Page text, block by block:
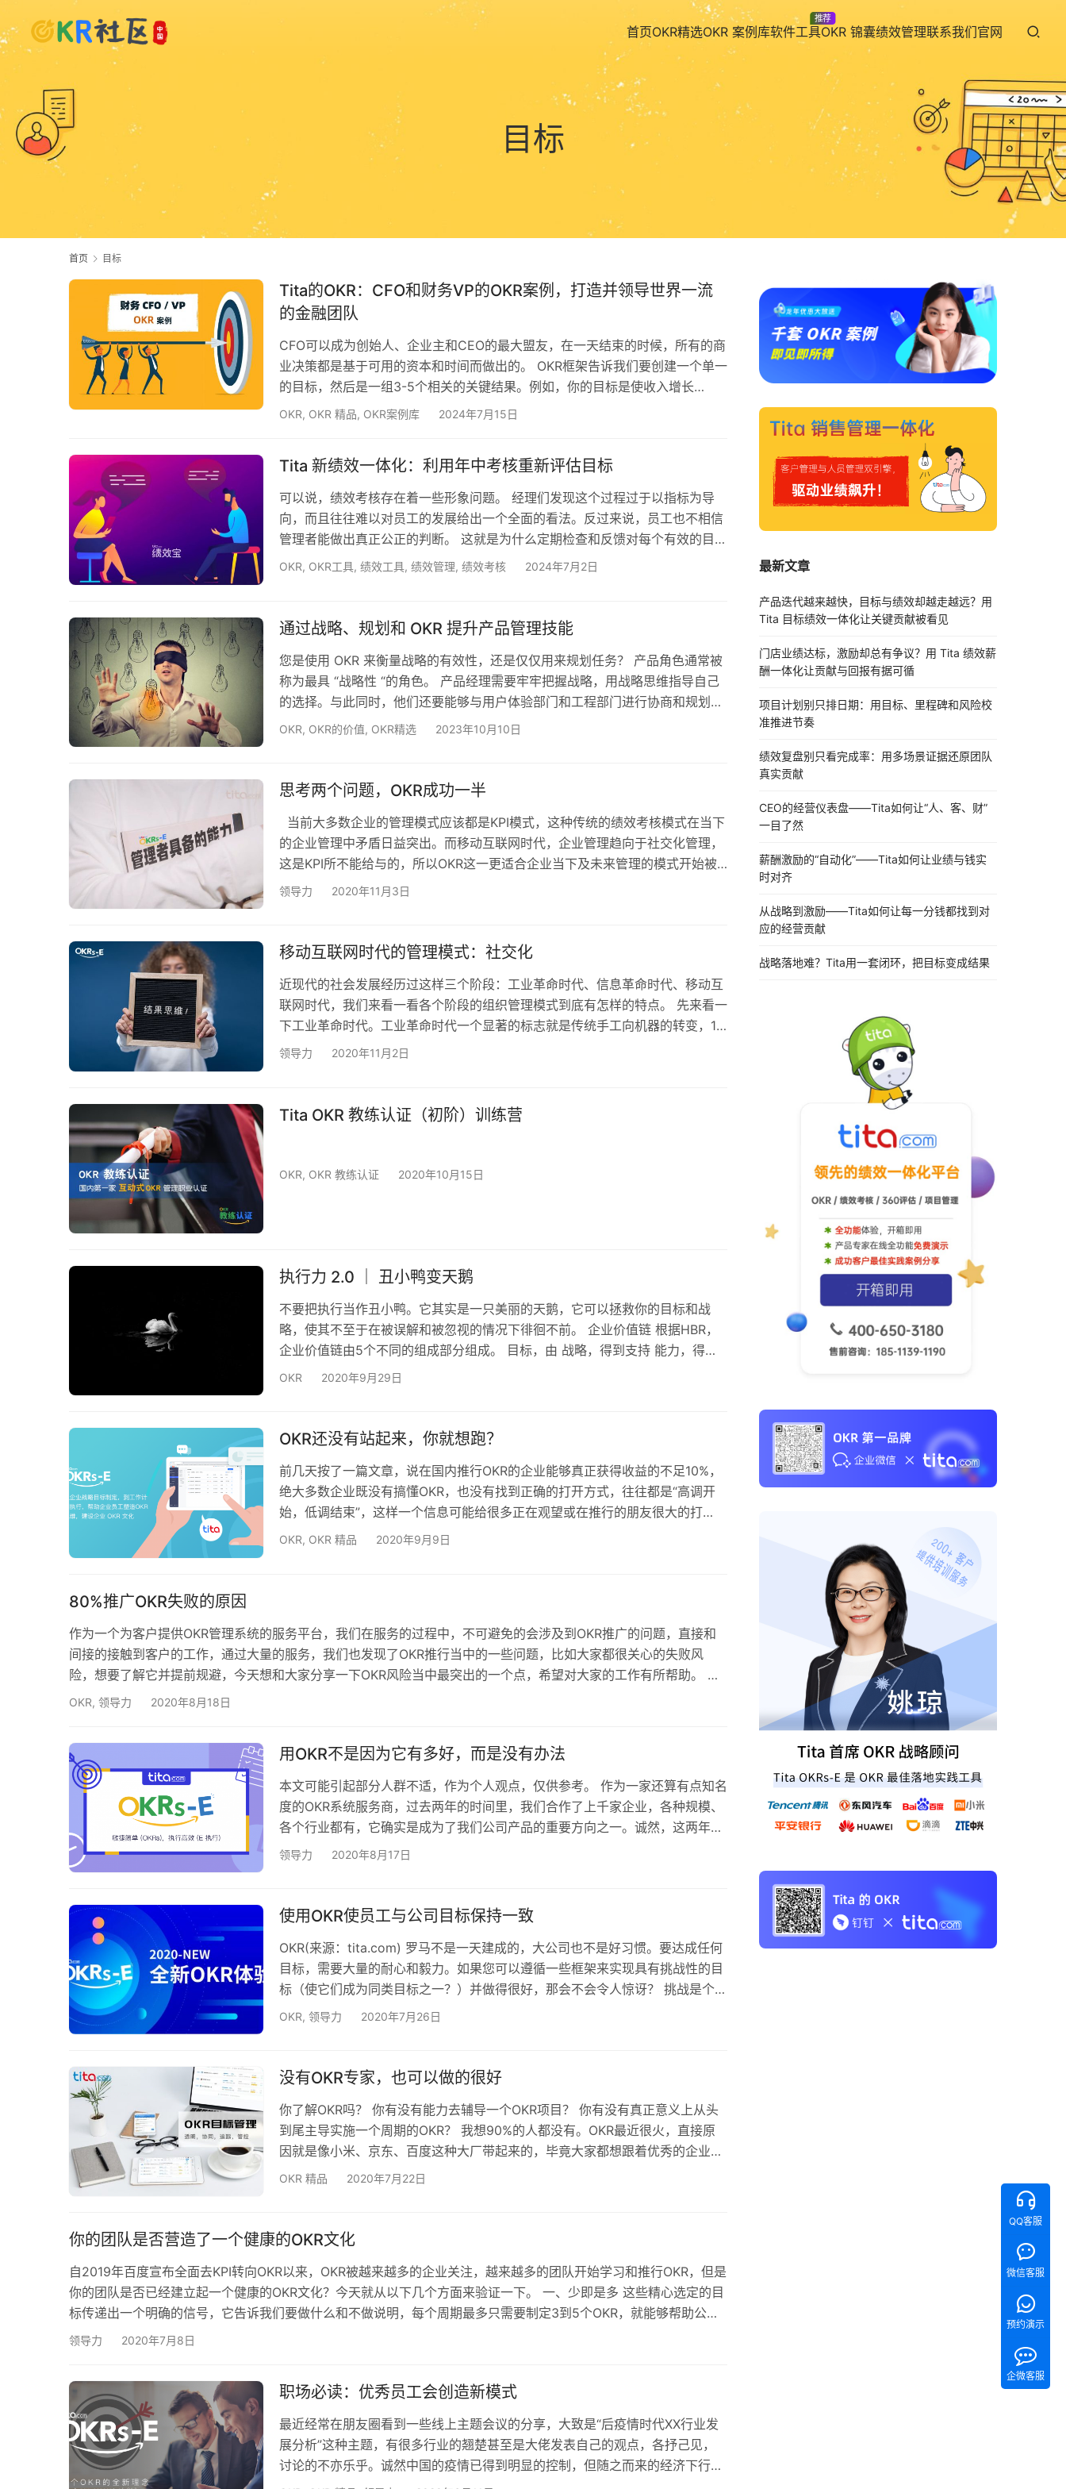
首页OKR精选OKR 案例库软件工具
推荐
OKR 锦囊绩效管理联系我们官网
目标
首页 目标
Tita的OKR：CFO和财务VP的OKR案例，打造并领导世界一流
的金融团队
CFO可以成为创始人、企业主和CEO的最大盟友，在一天结束的时候，所有的商
业决策都是基于可用的资本和时间而做出的。 OKR框架告诉我们要创建一个单一
的目标，然后是一组3-5个相关的关键结果。例如，你的目标是使收入增长
25%。同时，你通过你的关键结果来达到这个目标。三个关键结果可能是提高
需要直接与收入、支出、现金余额或现金流挂钩。 谁会从财务OKR中…
OKR, OKR 精品, OKR案例库 2024年7月15日
Tita 新绩效一体化：利用年中考核重新评估目标
可以说，绩效考核存在着一些形象问题。 经理们发现这个过程过于以指标为导
向，而且往往难以对员工的发展给出一个全面的看法。反过来说，员工也不相信
管理者能做出真正公正的判断。 这就是为什么定期检查和反馈对每个有效的目标
设定过程都是至关重要的。但是，如果你只是每年对目标进行检查，那么反馈就
许管理者和员工以一种更非正式的方式来检查目标。 当与年度考核和定期检查相
OKR, OKR工具, 绩效工具, 绩效管理, 绩效考核 2024年7月2日
通过战略、规划和 OKR 提升产品管理技能
您是使用 OKR 来衡量战略的有效性，还是仅仅用来规划任务？ 产品角色通常被
称为最具 “战略性 “的角色。 产品经理需要牢牢把握战略，用战略思维指导自己
的选择。与此同时，他们还要能够与用户体验部门和工程部门进行协商和规划，
以了解事情需要多长时间，以及何时可以做出发布承诺。 此外，通过目标和关键
读…
OKR, OKR的价值, OKR精选 2023年10月10日
思考两个问题，OKR成功一半
当前大多数企业的管理模式应该都是KPI模式，这种传统的绩效考核模式在当下
的企业管理中矛盾日益突出。而移动互联网时代，企业管理趋向于社交化管理，
这是KPI所不能给与的，所以OKR这一更适合企业当下及未来管理的模式开始被
越来越多的企业所青睐。 其实OKR是一个完成成熟的目标管理体系，早在1974
谷的很多知名企业如领英、亚马逊等都已经实现了OKR管理…
领导力 2020年11月3日
移动互联网时代的管理模式：社交化
近现代的社会发展经历过这样三个阶段：工业革命时代、信息革命时代、移动互
联网时代，我们来看一看各个阶段的组织管理模式到底有怎样的特点。 先来看一
下工业革命时代。工业革命时代一个显著的标志就是传统手工向机器的转变，18
世界中期在英国开始改革。传统手工劳作方式是压榨劳动力，效率低下，而工业
候，一个工人一天都很难制作出来一根，因为这个工人要负责所有的制作环节，
领导力 2020年11月2日
Tita OKR 教练认证（初阶）训练营
OKR, OKR 教练认证 2020年10月15日
执行力 2.0 ｜ 丑小鸭变天鹅
不要把执行当作丑小鸭。它其实是一只美丽的天鹅，它可以拯救你的目标和战
略，使其不至于在被误解和被忽视的情况下徘徊不前。 企业价值链 根据HBR，
企业价值链由5个不同的组成部分组成。 目标，由 战略，得到支持 能力，得到
支持 资源，得到支持 管理 让我们简化一下： 目标，支持 战略，得到支持 执行
他们是否受到同等的关注。 目标(3,200,00…
OKR 2020年9月29日
OKR还没有站起来，你就想跑？
前几天按了一篇文章，说在国内推行OKR的企业能够真正获得收益的不足10%，
绝大多数企业既没有搞懂OKR，也没有找到正确的打开方式，往往都是“高调开
始，低调结束”，这样一个信息可能给很多正在观望或在推行的朋友很大的打
击。做OKR很长时间了，从我们接触到的客户来看，这个数据应该分为两方面：
OKR, OKR 精品 2020年9月9日
80%推广OKR失败的原因
作为一个为客户提供OKR管理系统的服务平台，我们在服务的过程中，不可避免的会涉及到OKR推广的问题，直接和
间接的接触到客户的工作，通过大量的服务，我们也发现了OKR推行当中的一些问题，比如大家都很关心的失败风
险，想要了解它并提前规避，今天想和大家分享一下OKR风险当中最突出的一个点，希望对大家的工作有所帮助。 这
一两年OKR在职场中出现的频率很高，尤其是在老板圈子里面，但它更像“飞蛾扑火”，真正能够在OKR中受益的寥寥无
OKR, 领导力 2020年8月18日
用OKR不是因为它有多好，而是没有办法
本文可能引起部分人群不适，作为个人观点，仅供参考。 作为一家还算有点知名
度的OKR系统服务商，过去两年的时间里，我们合作了上千家企业，各种规模、
各个行业都有，它确实是成为了我们公司产品的重要方向之一。诚然，这两年的
OKR发展确实很火热，小米、百度、京东这种一线公司也加入了这个行列，公开
变革？历史上有很多次改革，比如商鞅变法、戊戌变法、洋务运动等等，有成…
领导力 2020年8月17日
使用OKR使员工与公司目标保持一致
OKR(来源：tita.com) 罗马不是一天建成的，大公司也不是好习惯。要达成任何
目标，需要大量的耐心和毅力。如果您可以遵循一些框架来实现具有挑战性的目
标（使它们成为同类目标之一？）并做得很好，那会不会令人惊讶？ 挑战是个人
和组织成长的一部分。逐一应对这些挑战是使成就者与梦想家区分开来的地方。
的目标是成为一个目标，则可以。 目标足…
OKR, 领导力 2020年7月26日
没有OKR专家，也可以做的很好
你了解OKR吗？ 你有没有能力去辅导一个OKR项目？ 你有没有真正意义上从头
到尾主导实施一个周期的OKR？ 我想90%的人都没有。OKR最近很火，直接原
因就是像小米、京东、百度这种大厂带起来的，毕竟大家都想跟着优秀的企业学
习优秀的管理方式。但对于大多数中小企业来说，不具备大厂的OKR资源但如何
正因为在国外的企业有了很成功的经验与模式，才逐渐在国内盛行。所…
OKR 精品 2020年7月22日
你的团队是否营造了一个健康的OKR文化
自2019年百度宣布全面去KPI转向OKR以来，OKR被越来越多的企业关注，越来越多的团队开始学习和推行OKR，但是
你的团队是否已经建立起一个健康的OKR文化？今天就从以下几个方面来验证一下。 一、少即是多 这些精心选定的目
标传递出一个明确的信号，它告诉我们要做什么和不做说明，每个周期最多只需要制定3到5个OKR，就能够帮助公
司、团队和个人明确什么是最重要的，一般而言，每个目标都应该与5个或更少的关键结果相对应，即对优先事项的聚
领导力 2020年7月8日
职场必读：优秀员工会创造新模式
最近经常在朋友圈看到一些线上主题会议的分享，大致是“后疫情时代XX行业发
展分析”这种主题，有很多行业的翘楚甚至是大佬发表自己的观点，各抒己见，
讨论的不亦乐乎。诚然中国的疫情已得到明显的控制，但随之而来的经济下行给
最新文章
产品迭代越来越快，目标与绩效却越走越远？用
Tita 目标绩效一体化让关键贡献被看见
门店业绩达标，激励却总有争议？用 Tita 绩效薪
酬一体化让贡献与回报有据可循
项目计划别只排日期：用目标、里程碑和风险校
准推进节奏
绩效复盘别只看完成率：用多场景证据还原团队
真实贡献
CEO的经营仪表盘——Tita如何让“人、客、财”
一目了然
薪酬激励的“自动化”——Tita如何让业绩与钱实
时对齐
从战略到激励——Tita如何让每一分钱都找到对
应的经营贡献
战略落地难？Tita用一套闭环，把目标变成结果
QQ客服
微信客服
预约演示
企微客服